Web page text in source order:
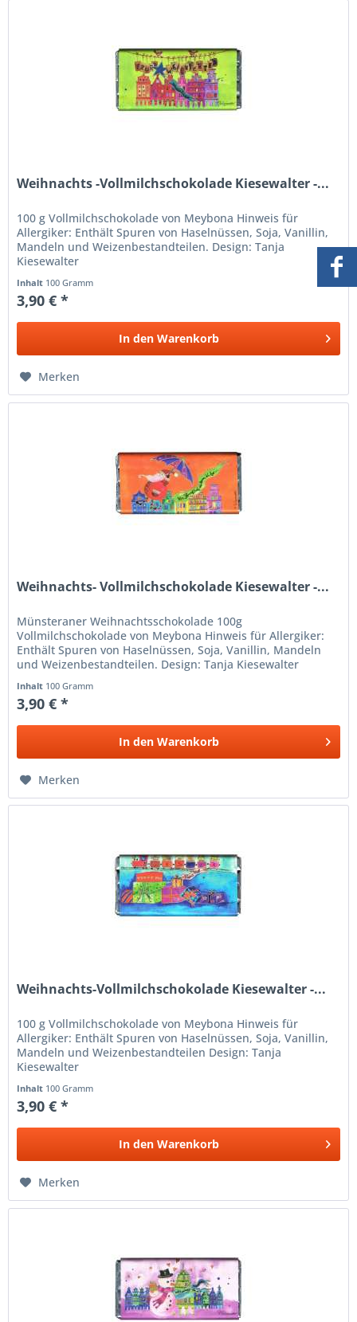
Weihnachts -Vollmilchschokolade Kiesewalter -...
100 g Vollmilchschokolade von Meybona Hinweis für
Allergiker: Enthält Spuren von Haselnüssen, Soja, Vanillin,
Mandeln und Weizenbestandteilen. Design: Tanja
Kiesewalter
Inhalt 100 Gramm
3,90 € *
In den Warenkorb
Merken
Weihnachts- Vollmilchschokolade Kiesewalter -...
Münsteraner Weihnachtsschokolade 100g
Vollmilchschokolade von Meybona Hinweis für Allergiker:
Enthält Spuren von Haselnüssen, Soja, Vanillin, Mandeln
und Weizenbestandteilen. Design: Tanja Kiesewalter
Inhalt 100 Gramm
3,90 € *
In den Warenkorb
Merken
Weihnachts-Vollmilchschokolade Kiesewalter -...
100 g Vollmilchschokolade von Meybona Hinweis für
Allergiker: Enthält Spuren von Haselnüssen, Soja, Vanillin,
Mandeln und Weizenbestandteilen Design: Tanja
Kiesewalter
Inhalt 100 Gramm
3,90 € *
In den Warenkorb
Merken